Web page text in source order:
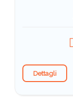
Dettagli